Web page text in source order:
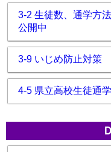
3-2 生徒数、通学方
公開中
3-9 いじめ防止対策
4-5 県立高校生徒通